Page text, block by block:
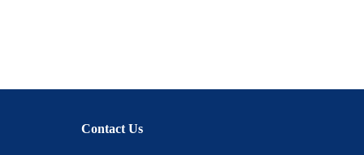
Contact Us